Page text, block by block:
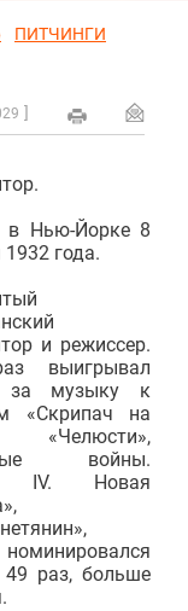
ПИТЧИНГИ
в Нью-Йорке 8
года.
и режиссер.
выигрывал
за музыку к
«Скрипач на
«Челюсти»,
войны.
IV. Новая
раз, больше